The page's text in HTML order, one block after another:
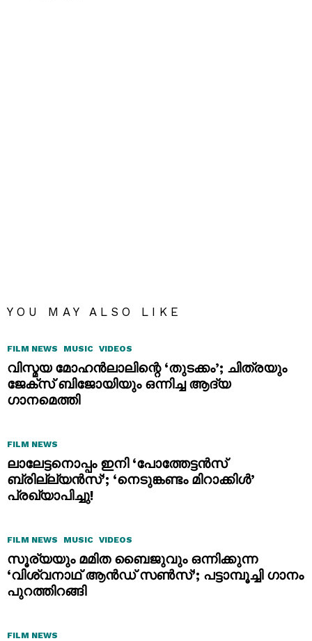
YOU MAY ALSO LIKE
FILM NEWS MUSIC VIDEOS
വിസ്മയ മോഹൻലാലിന്റെ ‘തുടക്കം’; ചിത്രയും
ജേക്സ് ബിജോയിയും ഒന്നിച്ച ആദ്യ
ഗാനമെത്തി
FILM NEWS
ലാലേട്ടനൊപ്പം ഇനി ‘പോത്തേട്ടൻസ്
ബ്രില്ല്യൻസ്’; ‘നെടുങ്കണ്ടം മിറാക്കിൾ’
പ്രഖ്യാപിച്ചു!
FILM NEWS MUSIC VIDEOS
സൂര്യയും മമിത ബൈജുവും ഒന്നിക്കുന്ന
‘വിശ്വനാഥ് ആൻഡ് സൺസ്’; പട്ടാമ്പൂച്ചി ഗാനം
പുറത്തിറങ്ങി
FILM NEWS